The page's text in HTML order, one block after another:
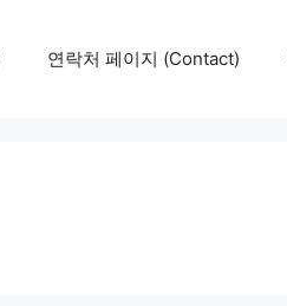
연락처 페이지 (Contact)